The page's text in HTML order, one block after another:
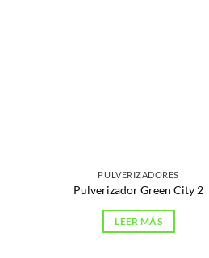
PULVERIZADORES
Pulverizador Green City 2
LEER MÁS